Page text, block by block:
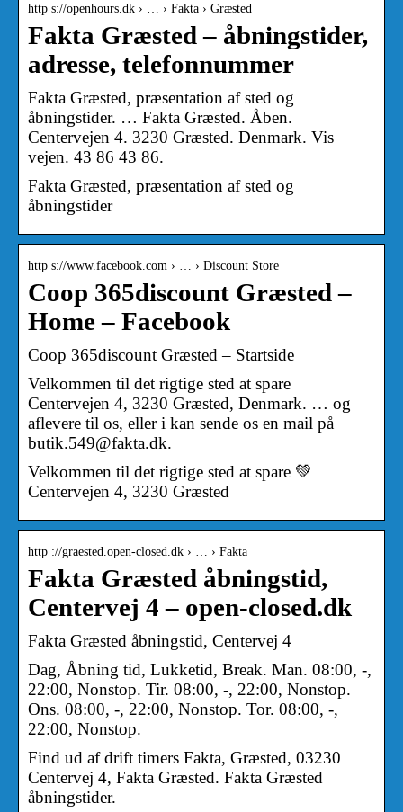
http s://openhours.dk › … › Fakta › Græsted
Fakta Græsted – åbningstider,
adresse, telefonnummer
Fakta Græsted, præsentation af sted og
åbningstider. … Fakta Græsted. Åben.
Centervejen 4. 3230 Græsted. Denmark. Vis
vejen. 43 86 43 86.
Fakta Græsted, præsentation af sted og
åbningstider
http s://www.facebook.com › … › Discount Store
Coop 365discount Græsted –
Home – Facebook
Coop 365discount Græsted – Startside
Velkommen til det rigtige sted at spare
Centervejen 4, 3230 Græsted, Denmark. … og
aflevere til os, eller i kan sende os en mail på
butik.549@fakta.dk.
Velkommen til det rigtige sted at spare 💚
Centervejen 4, 3230 Græsted
http ://graested.open-closed.dk › … › Fakta
Fakta Græsted åbningstid,
Centervej 4 – open-closed.dk
Fakta Græsted åbningstid, Centervej 4
Dag, Åbning tid, Lukketid, Break. Man. 08:00, -,
22:00, Nonstop. Tir. 08:00, -, 22:00, Nonstop.
Ons. 08:00, -, 22:00, Nonstop. Tor. 08:00, -,
22:00, Nonstop.
Find ud af drift timers Fakta, Græsted, 03230
Centervej 4, Fakta Græsted. Fakta Græsted
åbningstider.